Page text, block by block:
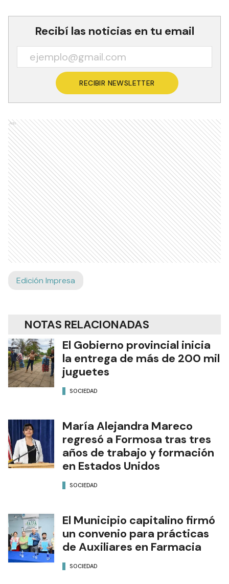
Recibí las noticias en tu email
RECIBIR NEWSLETTER
Ads
Edición Impresa
NOTAS RELACIONADAS
El Gobierno provincial inicia
la entrega de más de 200 mil
juguetes
SOCIEDAD
María Alejandra Mareco
regresó a Formosa tras tres
años de trabajo y formación
en Estados Unidos
SOCIEDAD
El Municipio capitalino firmó
un convenio para prácticas
de Auxiliares en Farmacia
SOCIEDAD